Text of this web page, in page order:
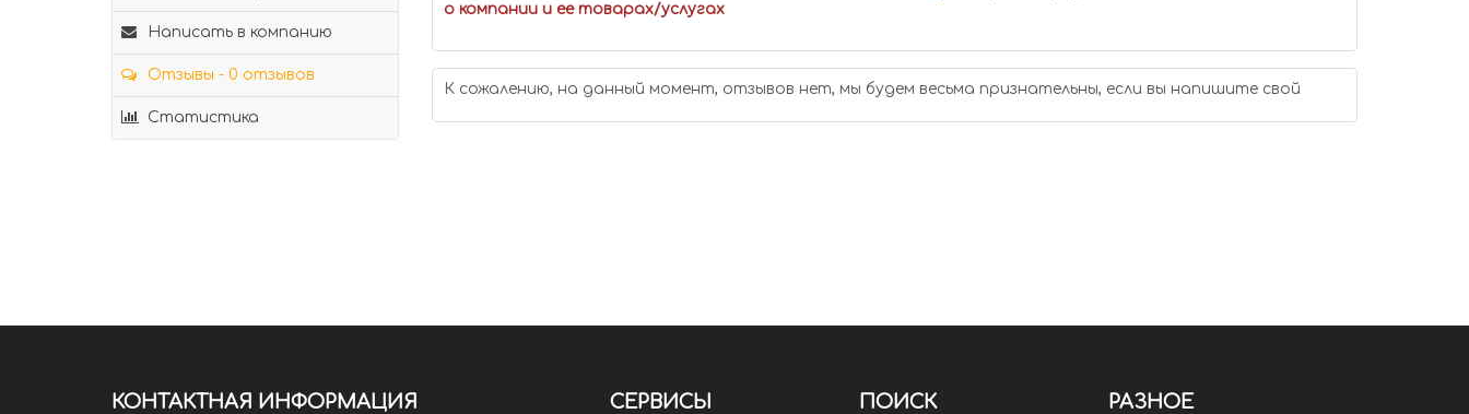
Написать в компанию
Отзывы - 0 отзывов
Статистика
о компании и ее товарах/услугах
К сожалению, на данный момент, отзывов нет, мы будем весьма признательны, если вы напишите свой
КОНТАКТНАЯ ИНФОРМАЦИЯ СЕРВИСЫ ПОИСК РАЗНОЕ